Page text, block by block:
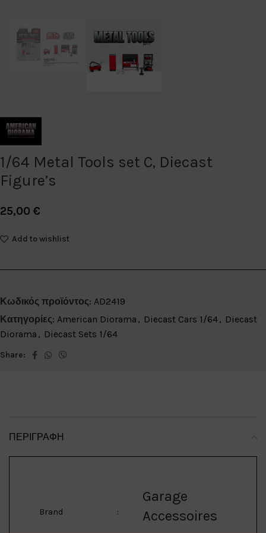
1/64 Metal Tools set C, Diecast
Figure’s
25,00 €
Add to wishlist
Κωδικός προϊόντος: AD2419
Κατηγορίες: American Diorama , Diecast Cars 1/64, Diecast
Diorama , Diecast Sets 1/64
Share:
ΠΕΡΙΓΡΑΦΉ
Brand :
Garage
Accessoires